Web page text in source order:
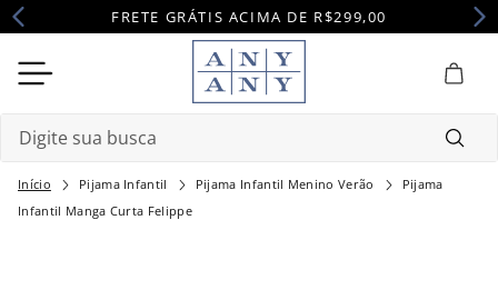
FRETE GRÁTIS ACIMA DE R$299,00
Pijama Infantil Pijama Infantil Menino Verão
Pijama
Infantil Manga Curta Felippe
Termos mais buscados